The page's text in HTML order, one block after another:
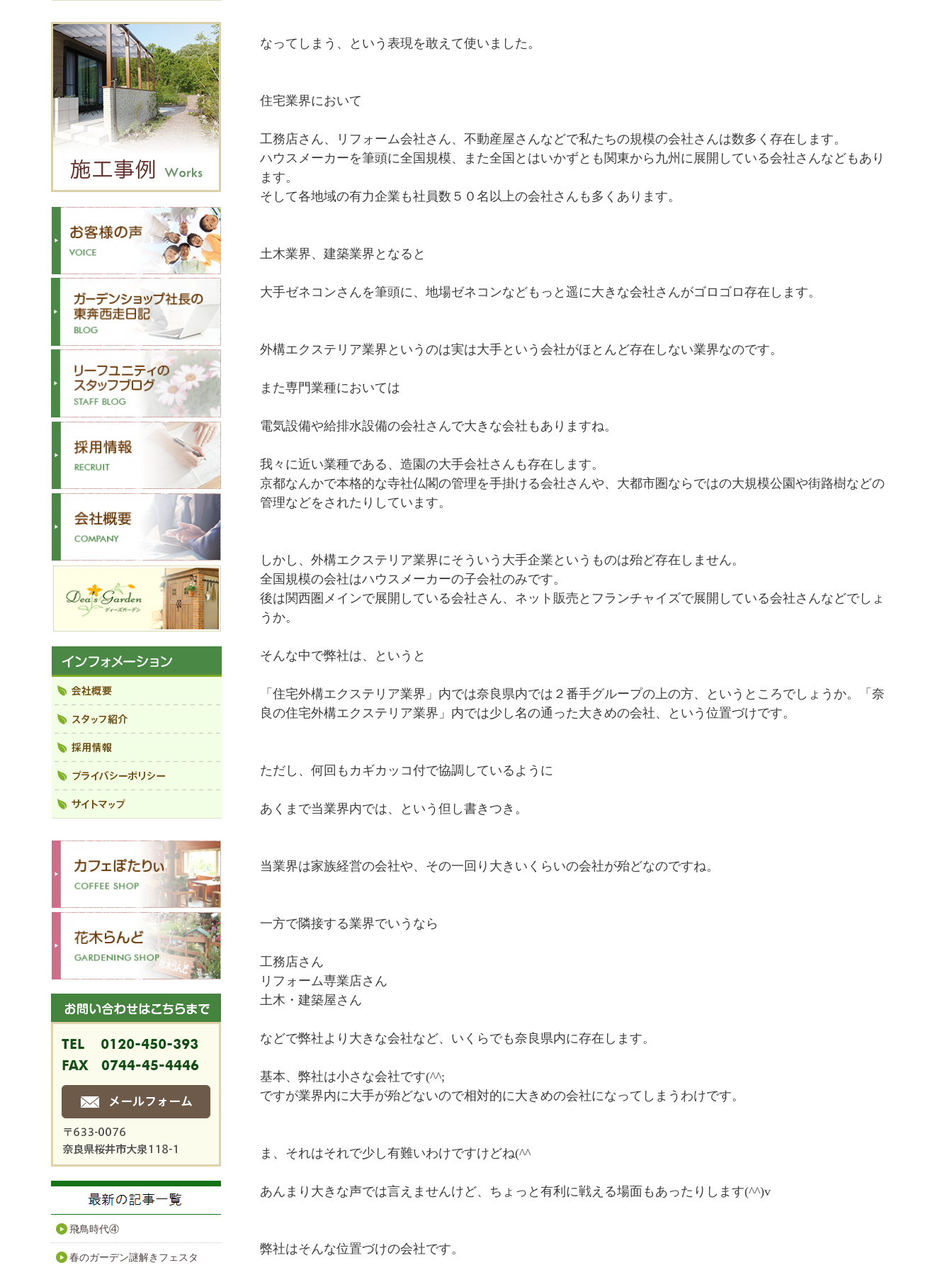
なってしまう、という表現を敢えて使いました。
住宅業界において
工務店さん、リフォーム会社さん、不動産屋さんなどで私たちの規模の会社さんは数多く存在します。
ハウスメーカーを筆頭に全国規模、また全国とはいかずとも関東から九州に展開している会社さんなどもあり
ます。
そして各地域の有力企業も社員数５０名以上の会社さんも多くあります。
土木業界、建築業界となると
大手ゼネコンさんを筆頭に、地場ゼネコンなどもっと遥に大きな会社さんがゴロゴロ存在します。
外構エクステリア業界というのは実は大手という会社がほとんど存在しない業界なのです。
また専門業種においては
電気設備や給排水設備の会社さんで大きな会社もありますね。
我々に近い業種である、造園の大手会社さんも存在します。
京都なんかで本格的な寺社仏閣の管理を手掛ける会社さんや、大都市圏ならではの大規模公園や街路樹などの
管理などをされたりしています。
しかし、外構エクステリア業界にそういう大手企業というものは殆ど存在しません。
全国規模の会社はハウスメーカーの子会社のみです。
後は関西圏メインで展開している会社さん、ネット販売とフランチャイズで展開している会社さんなどでしょ
うか。
そんな中で弊社は、というと
「住宅外構エクステリア業界」内では奈良県内では２番手グループの上の方、というところでしょうか。「奈
良の住宅外構エクステリア業界」内では少し名の通った大きめの会社、という位置づけです。
ただし、何回もカギカッコ付で協調しているように
あくまで当業界内では、という但し書きつき。
当業界は家族経営の会社や、その一回り大きいくらいの会社が殆どなのですね。
一方で隣接する業界でいうなら
工務店さん
リフォーム専業店さん
土木・建築屋さん
などで弊社より大きな会社など、いくらでも奈良県内に存在します。
基本、弊社は小さな会社です(^^;
ですが業界内に大手が殆どないので相対的に大きめの会社になってしまうわけです。
ま、それはそれで少し有難いわけですけどね(^^
あんまり大きな声では言えませんけど、ちょっと有利に戦える場面もあったりします(^^)v
弊社はそんな位置づけの会社です。
飛鳥時代④
春のガーデン謎解きフェスタ